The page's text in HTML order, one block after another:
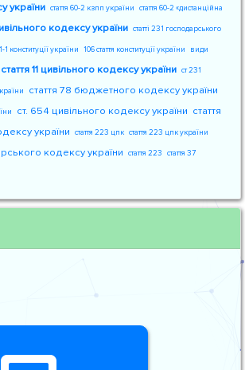
україни стаття 60-2 кзпп україни стаття 60-2 «дистанційна
кодексу україни статті 231 господарського
1 конституції україни 106 стаття конституції україни види
стаття 11 цивільного кодексу україни ст 231
стаття 78 бюджетного кодексу україни
ст. 654 цивільного кодексу україни стаття
україни стаття 223 цпк стаття 223 цпк україни
кодексу україни стаття 223 стаття 37